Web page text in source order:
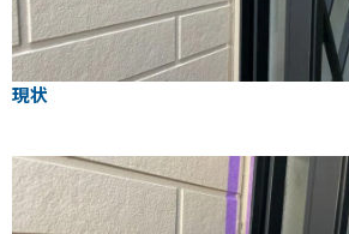
現状